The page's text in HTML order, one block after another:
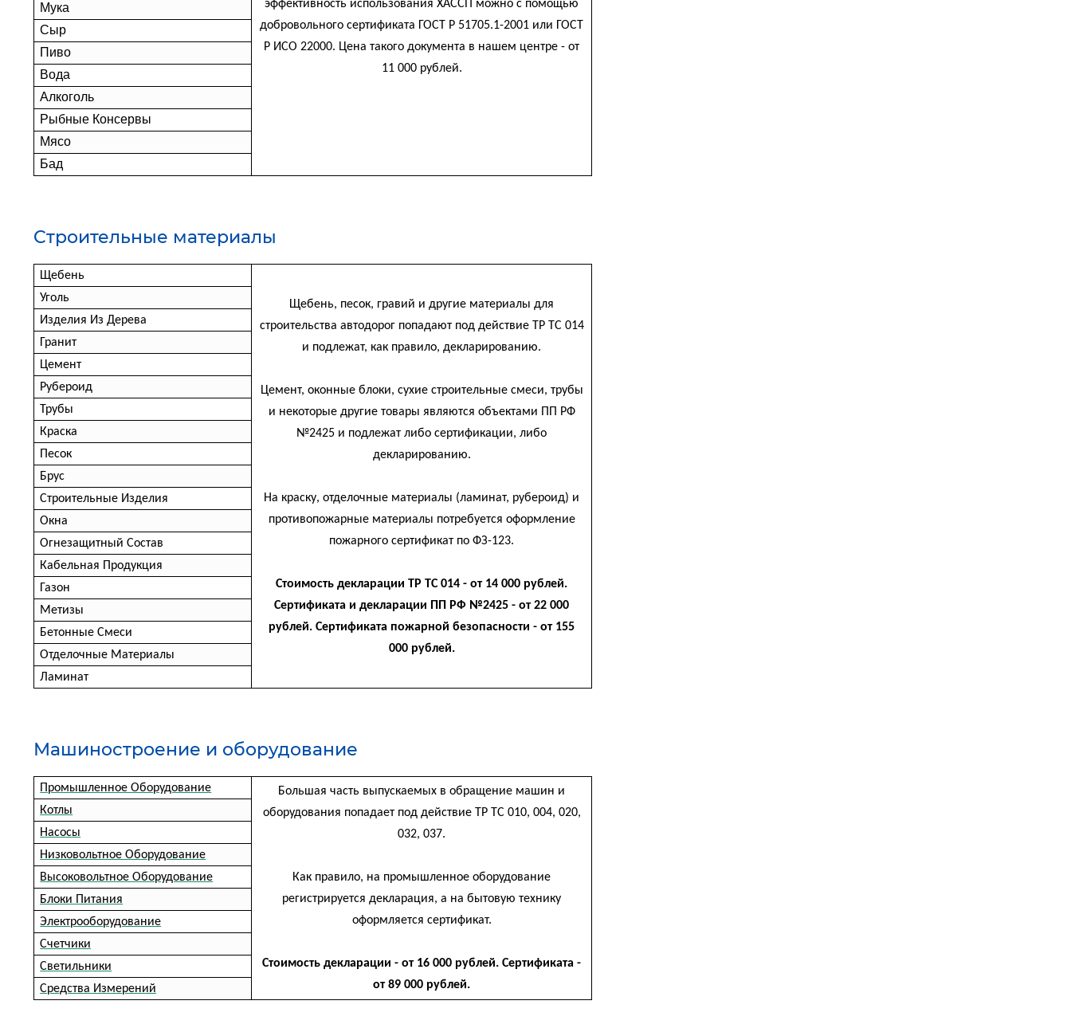
эффективность использования ХАССП можно с помощью
добровольного сертификата ГОСТ Р 51705.1-2001 или ГОСТ
Р ИСО 22000. Цена такого документа в нашем центре - от
11 000 рублей.
Мука
Сыр
Пиво
Вода
Алкоголь
Рыбные Консервы
Мясо
Бад
Cтроительные материалы
Щебень
Щебень, песок, гравий и другие материалы для
строительства автодорог попадают под действие ТР ТС 014
и подлежат, как правило, декларированию.
Цемент, оконные блоки, сухие строительные смеси, трубы
и некоторые другие товары являются объектами ПП РФ
№2425 и подлежат либо сертификации, либо
декларированию.
На краску, отделочные материалы (ламинат, рубероид) и
противопожарные материалы потребуется оформление
пожарного сертификат по ФЗ-123.
Стоимость декларации ТР ТС 014 - от 14 000 рублей.
Сертификата и декларации ПП РФ №2425 - от 22 000
рублей. Сертификата пожарной безопасности - от 155
000 рублей.
Уголь
Изделия Из Дерева
Гранит
Цемент
Рубероид
Трубы
Краска
Песок
Брус
Строительные Изделия
Окна
Огнезащитный Состав
Кабельная Продукция
Газон
Метизы
Бетонные Смеси
Отделочные Материалы
Ламинат
Машиностроение и оборудование
Промышленное Оборудование
Большая часть выпускаемых в обращение машин и
оборудования попадает под действие ТР ТС 010, 004, 020,
032, 037.
Как правило, на промышленное оборудование
регистрируется декларация, а на бытовую технику
оформляется сертификат.
Стоимость декларации - от 16 000 рублей. Сертификата -
от 89 000 рублей.
Котлы
Насосы
Низковольтное Оборудование
Высоковольтное Оборудование
Блоки Питания
Электрооборудование
Счетчики
Светильники
Средства Измерений